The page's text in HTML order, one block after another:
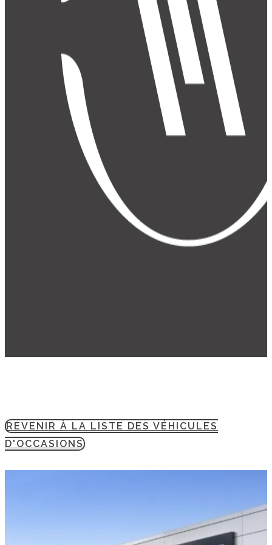
REVENIR À LA LISTE DES VÉHICULES
D'OCCASIONS